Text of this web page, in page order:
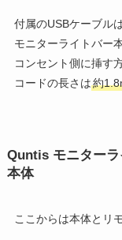
付属のUSBケーブル
モニターライトバー
コンセント側に挿す
コードの長さは約
Quntis モニターラ
本体
ここからは本体とリ